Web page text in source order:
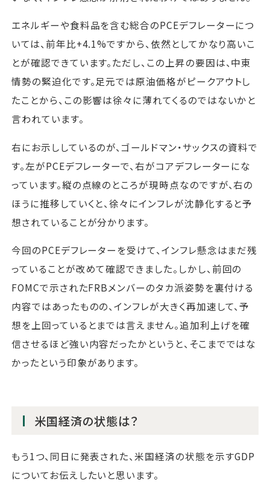
エネルギーや食料品を含む総合のPCEデフレーターにつ
いては、前年比+4.1%ですから、依然としてかなり高いこ
とが確認できています。ただし、この上昇の要因は、中東
情勢の緊迫化です。足元では原油価格がピークアウトし
たことから、この影響は徐々に薄れてくるのではないかと
言われています。
右にお示ししているのが、ゴールドマン・サックスの資料で
す。左がPCEデフレーターで、右がコアデフレーターにな
っています。縦の点線のところが現時点なのですが、右の
ほうに推移していくと、徐々にインフレが沈静化すると予
想されていることが分かります。
今回のPCEデフレーターを受けて、インフレ懸念はまだ残
っていることが改めて確認できました。しかし、前回の
FOMCで示されたFRBメンバーのタカ派姿勢を裏付ける
内容ではあったものの、インフレが大きく再加速して、予
想を上回っているとまでは言えません。追加利上げを確
信させるほど強い内容だったかというと、そこまでではな
かったという印象があります。
米国経済の状態は？
もう1つ、同日に発表された、米国経済の状態を示すGDP
についてお伝えしたいと思います。